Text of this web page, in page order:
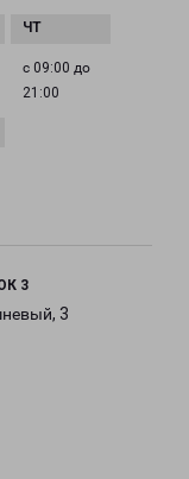
с 09:00 до
21:00
3
3